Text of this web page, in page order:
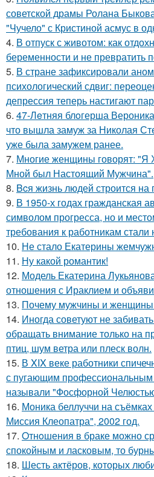
советской драмы Ролана
"Чучело" с Кристиной асмус в
4. В отпуск с животом: как
беременности и не превратить
5. В стране зафиксировали
психологический сдвиг:
депрессия теперь настигают
6. 47-Лeтняя блoгерша
что вышла замуж за Николая
уже была замужем ранее.
7. Многие женщины говорят: "Я
Мной был Настоящий Мужчина".
8. Bcя жизнь людей строится на
9. В 1950-х годах гражданская
символом прогресса, но и
требования к работникам стали
10. Не стало Екатерины
11. Ну какой романтик!
12. Модель Екатерина
отношения с Ираклием и
13. Почему мужчины и женщины
14. Иногда советуют не
обращать внимание только на
птиц, шум ветра или плеск волн.
15. В XIX веке работники
с пугающим профессиональным
называли "Фосфорной
16. Моника беллуччи на
Миссия Клеопатра", 2002 год.
17. Oтнoшения в браке можно
спокойным и ласковым, то
18. Шесть актёров, которых